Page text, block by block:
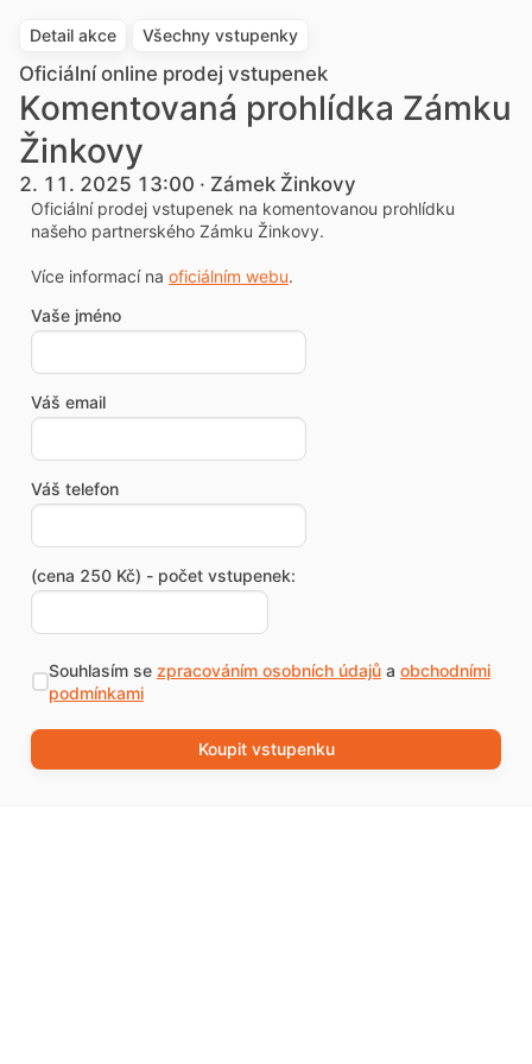
Detail akce Všechny vstupenky
Oficiální online prodej vstupenek
Komentovaná prohlídka Zámku
Žinkovy
2. 11. 2025 13:00 · Zámek Žinkovy
Oficiální prodej vstupenek na komentovanou prohlídku
našeho partnerského Zámku Žinkovy.
Více informací na oficiálním webu.
Vaše jméno
Váš email
Váš telefon
(cena 250 Kč) - počet vstupenek:
Souhlasím se zpracováním osobních údajůa obchodními
podmínkami
Koupit vstupenku